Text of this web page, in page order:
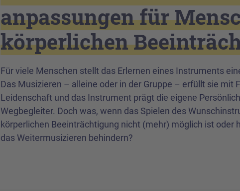
anpassungen für
körperlichen
Für viele Menschen stellt das Erlernen eines Instruments
Das Musizieren – alleine oder in der Gruppe – erfüllt sie mit
Leidenschaft und das Instrument prägt die eigene
Wegbegleiter. Doch was, wenn das Spielen des
körperlichen Beeinträchtigung nicht (mehr) möglich ist oder
das Weitermusizieren behindern?